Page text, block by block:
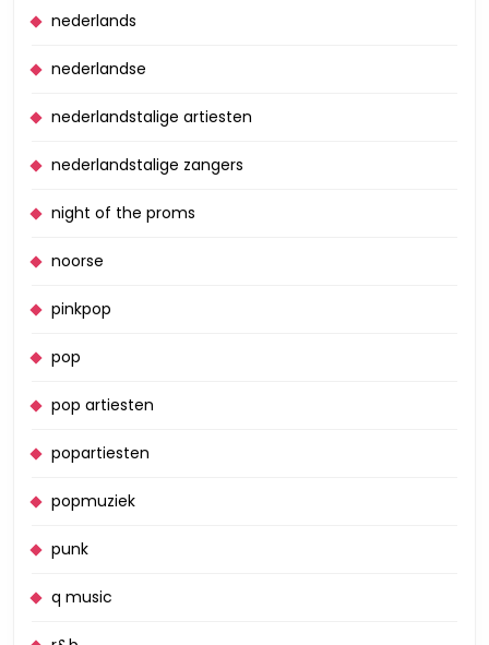
nederlands
nederlandse
nederlandstalige artiesten
nederlandstalige zangers
night of the proms
noorse
pinkpop
pop
pop artiesten
popartiesten
popmuziek
punk
q music